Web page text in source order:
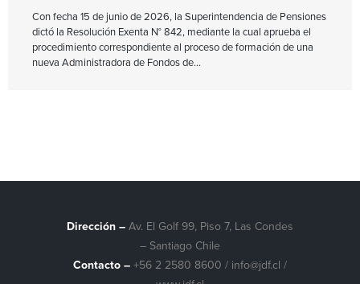
Con fecha 15 de junio de 2026, la Superintendencia de Pensiones
dictó la Resolución Exenta N° 842, mediante la cual aprueba el
procedimiento correspondiente al proceso de formación de una
nueva Administradora de Fondos de
Dirección –Av. El Golf 99, Piso 7, Las Condes
– Santiago Chile
Contacto –+56 2 2580 8600 / info@jdf.cl /